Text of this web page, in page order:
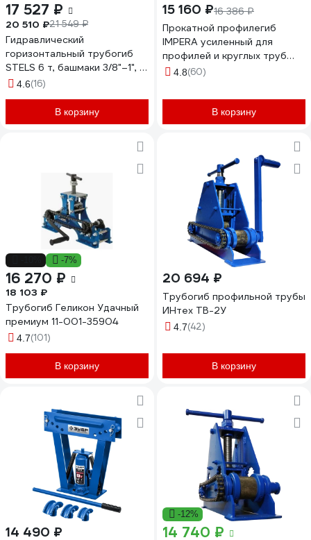
17 527 ₽
20 510 ₽21 549 ₽
Гидравлический
горизонтальный трубогиб
STELS 6 т, башмаки 3/8"–1", в
металлическом кейсе 18146
4.6(16)
В корзину
15 160 ₽16 386 ₽
Прокатной профилегиб
IMPERA усиленный для
профилей и круглых труб
ПРГ-50
4.8(60)
В корзину
-7%
16 270 ₽
18 103 ₽
Трубогиб Геликон Удачный
премиум 11-001-35904
4.7(101)
В корзину
20 694 ₽
Трубогиб профильной трубы
ИНтех ТВ-2У
4.7(42)
В корзину
14 490 ₽
-12%
14 740 ₽